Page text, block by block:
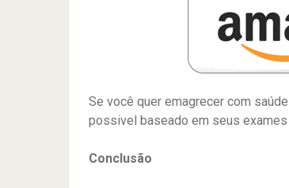
Se você quer emagrecer com
possivel baseado em seus
Conclusão